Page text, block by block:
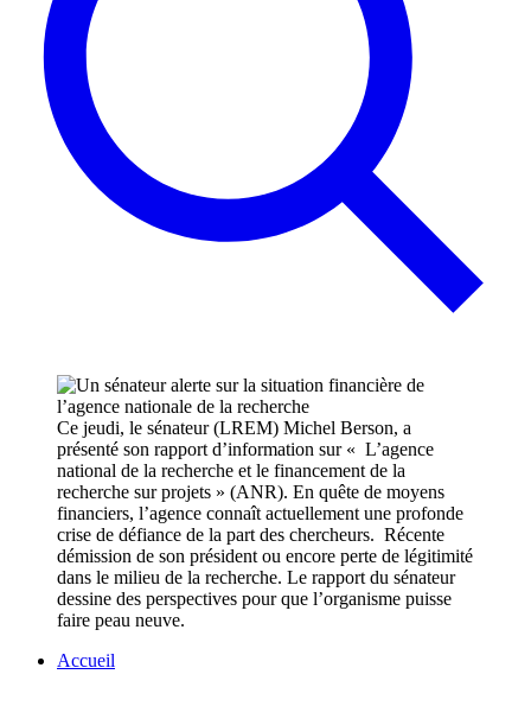
Ce jeudi, le sénateur (LREM) Michel Berson, a
présenté son rapport d’information sur « L’agence
national de la recherche et le financement de la
recherche sur projets » (ANR). En quête de moyens
financiers, l’agence connaît actuellement une profonde
crise de défiance de la part des chercheurs. Récente
démission de son président ou encore perte de légitimité
dans le milieu de la recherche. Le rapport du sénateur
dessine des perspectives pour que l’organisme puisse
faire peau neuve.
Accueil